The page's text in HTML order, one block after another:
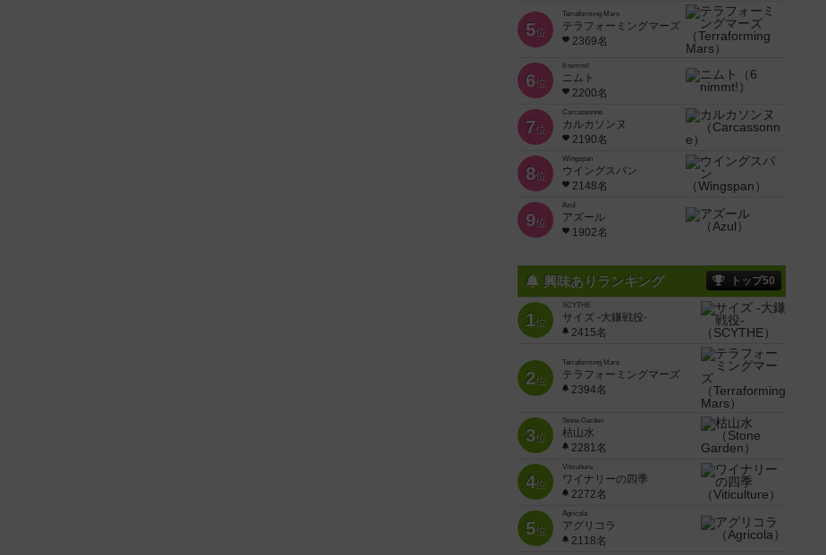
5位
Terraforming Mars
テラフォーミングマーズ
2369名
6位
6 nimmt!
ニムト
2200名
7位
Carcassonne
カルカソンヌ
2190名
8位
Wingspan
ウイングスパン
2148名
9位
Azul
アズール
1902名
興味ありランキング トップ50
1位
SCYTHE
サイズ -大鎌戦役-
2415名
2位
Terraforming Mars
テラフォーミングマーズ
2394名
3位
Stone Garden
枯山水
2281名
4位
Viticulture
ワイナリーの四季
2272名
5位
Agricola
アグリコラ
2118名